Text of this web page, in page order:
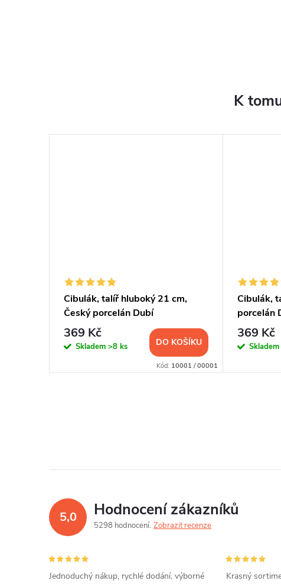
K
Cibulák, talíř hluboký 21 cm,
Český porcelán Dubí
369 Kč
Skladem >8 ks DO KOŠÍKU
Kód: 10001 / 00001
Cibulák,
porcelán
369 Kč
Skladem
5,0 Hodnocení zákazníků
5298 hodnocení Zobrazit recenze
Jednoduchý nákup, rychlé dodání, výborné
Krasný